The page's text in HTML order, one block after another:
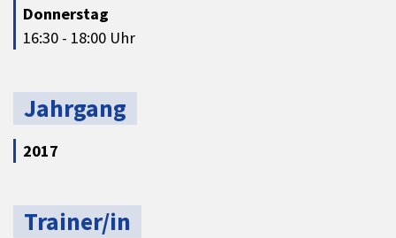
Donnerstag
16:30 - 18:00 Uhr
Jahrgang
2017
Trainer/in